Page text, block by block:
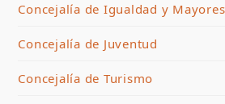
Concejalía de Igualdad y Mayores
Concejalía de Juventud
Concejalía de Turismo